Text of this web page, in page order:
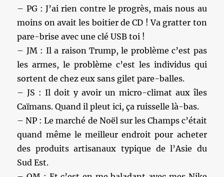
– PG : J’ai rien contre le progrès, mais nous au
moins on avait les boitier de CD ! Va gratter ton
pare-brise avec une clé USB toi !
– JM : Il a raison Trump, le problème c’est pas
les armes, le problème c’est les individus qui
sortent de chez eux sans gilet pare-balles.
– JS : Il doit y avoir un micro-climat aux îles
Caïmans. Quand il pleut ici, ça ruisselle là-bas.
– NP : Le marché de Noël sur les Champs c’était
quand même le meilleur endroit pour acheter
des produits artisanaux typique de l’Asie du
Sud Est.